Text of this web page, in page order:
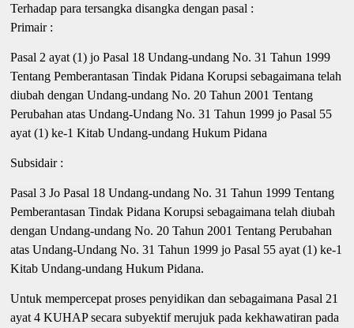
Terhadap para tersangka disangka dengan pasal :
Primair :
Pasal 2 ayat (1) jo Pasal 18 Undang-undang No. 31 Tahun 1999
Tentang Pemberantasan Tindak Pidana Korupsi sebagaimana telah
diubah dengan Undang-undang No. 20 Tahun 2001 Tentang
Perubahan atas Undang-Undang No. 31 Tahun 1999 jo Pasal 55
ayat (1) ke-1 Kitab Undang-undang Hukum Pidana
Subsidair :
Pasal 3 Jo Pasal 18 Undang-undang No. 31 Tahun 1999 Tentang
Pemberantasan Tindak Pidana Korupsi sebagaimana telah diubah
dengan Undang-undang No. 20 Tahun 2001 Tentang Perubahan
atas Undang-Undang No. 31 Tahun 1999 jo Pasal 55 ayat (1) ke-1
Kitab Undang-undang Hukum Pidana.
Untuk mempercepat proses penyidikan dan sebagaimana Pasal 21
ayat 4 KUHAP secara subyektif merujuk pada kekhawatiran pada